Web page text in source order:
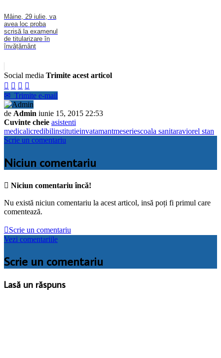
Mâine, 29 iulie, va
avea loc proba
scrisă la examenul
de titularizare în
învățământ
Social media Trimite acest articol
   
✉ Trimite e-mail
de Admin iunie 15, 2015 22:53
Cuvinte cheie asistenti
medicalicredibilinstitutieinvatamantmeseriescoala sanitaraviorel stan
Scrie un comentariu
Niciun comentariu
 Niciun comentariu încă!
Nu există niciun comentariu la acest articol, insă poți fi primul care
comentează.
Scrie un comentariu
Vezi comentariile
Scrie un comentariu
Lasă un răspuns